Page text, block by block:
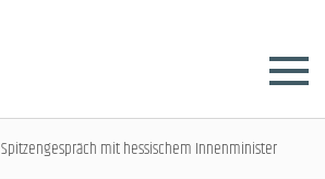
Spitzengespräch mit hessischem Innenminister